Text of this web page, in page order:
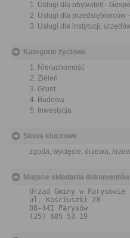
Usługi dla obywateli -
Usługi dla przedsiębiorców
Usługi dla instytucji,
Kategorie życiowe
Nieruchomość
Zieleń
Grunt
Budowa
Inwestycja
Słowa kluczowe
zgoda, wycięcie, drzewa,
Miejsce składania dokumentów
Urząd Gminy w Parysowie
ul. Kościuszki 28
08-441 Parysów
(25) 685 53 19